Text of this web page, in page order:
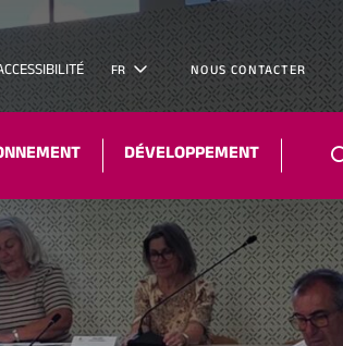
FR NOUS CONTACTER
DÉVELOPPEMENT